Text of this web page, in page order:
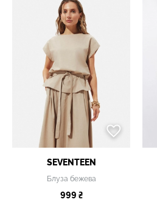
SEVENTEEN
Блуза бежева
999 ₴